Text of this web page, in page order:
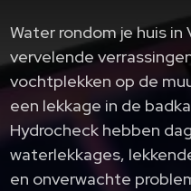
Water rondom je huis
vervelende
vochtplekken op de
een lekkage in de
Hydrocheck hebben
waterlekkages,
en onverwachte